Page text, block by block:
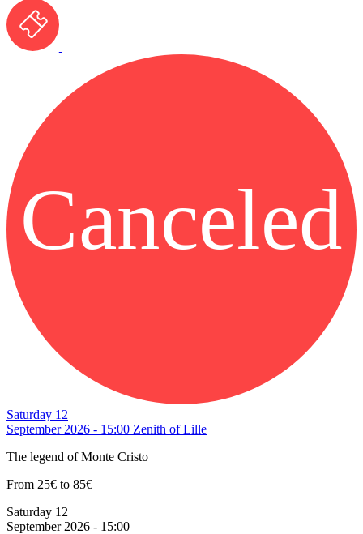
Canceled
Saturday 12
September 2026 - 15:00 Zenith of Lille
The legend of Monte Cristo
From 25€ to 85€
Saturday 12
September 2026 - 15:00